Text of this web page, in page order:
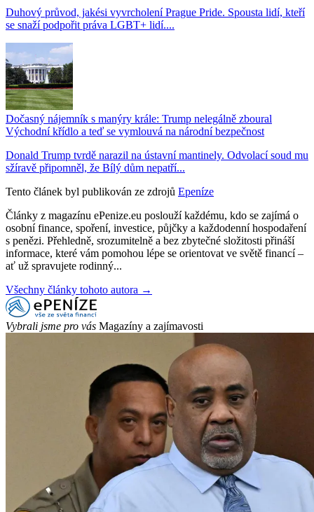
Duhový průvod, jakési vyvrcholení Prague Pride. Spousta lidí, kteří
se snaží podpořit práva LGBT+ lidí....
Dočasný nájemník s manýry krále: Trump nelegálně zboural
Východní křídlo a teď se vymlouvá na národní bezpečnost
Donald Trump tvrdě narazil na ústavní mantinely. Odvolací soud mu
sžíravě připomněl, že Bílý dům nepatří...
Tento článek byl publikován ze zdrojů Epeníze
Články z magazínu ePenize.eu poslouží každému, kdo se zajímá o
osobní finance, spoření, investice, půjčky a každodenní hospodaření
s penězi. Přehledně, srozumitelně a bez zbytečné složitosti přináší
informace, které vám pomohou lépe se orientovat ve světě financí –
ať už spravujete rodinný...
Všechny články tohoto autora →
Vybrali jsme pro vás Magazíny a zajímavosti